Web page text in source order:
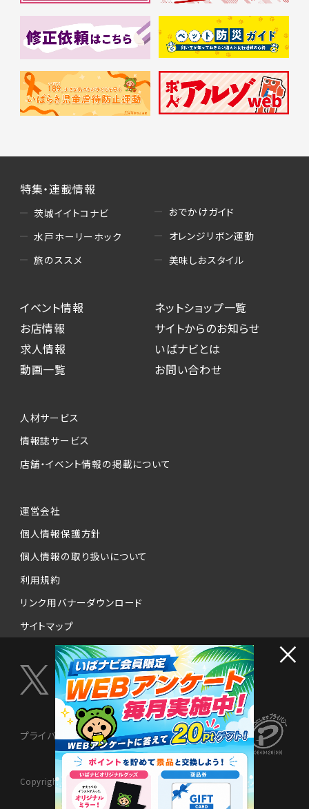
特集・連載情報
茨城イイトコナビ
水戸ホーリーホック
旅のススメ
おでかけガイド
オレンジリボン運動
美味しおスタイル
イベント情報
お店情報
求人情報
動画一覧
ネットショップ一覧
サイトからのお知らせ
いばナビとは
お問い合わせ
人材サービス
情報誌サービス
店舗・イベント情報の掲載について
運営会社
個人情報保護方針
個人情報の取り扱いについて
利用規約
リンク用バナーダウンロード
サイトマップ
プライバシーマーク制度
Copyright © 2024 NISSENMEDIX Ltd. All Rights Reserved.
×